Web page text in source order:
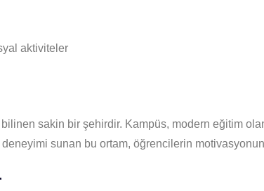
aktiviteler
sakin bir şehirdir. Kampüs, modern eğitim
sunan bu ortam, öğrencilerin